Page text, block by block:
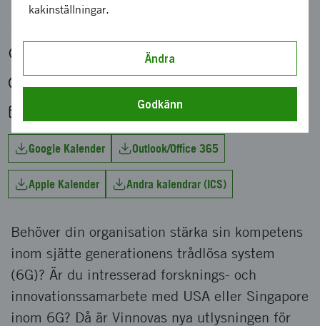
Google Kalender Outlook/Office 365
Apple Kalender Andra kalendrar (ICS)
Behöver din organisation stärka sin kompetens
inom sjätte generationens trådlösa system
(6G)? Är du intresserad forsknings- och
innovationssamarbete med USA eller Singapore
inom 6G? Då är Vinnovas nya utlysningen för
kakinställningar.
Ändra
Godkänn